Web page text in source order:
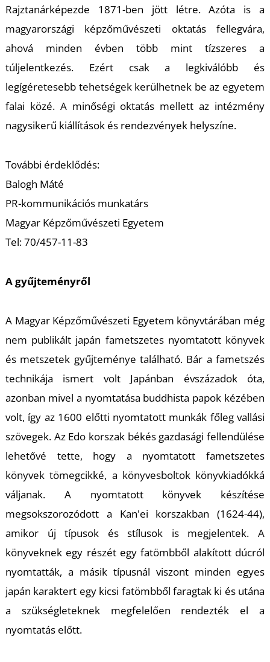
Rajztanárképezde 1871-ben jött létre. Azóta is a
magyarországi képzőművészeti oktatás fellegvára,
ahová minden évben több mint tízszeres a
túljelentkezés. Ezért csak a legkiválóbb és
legígéretesebb tehetségek kerülhetnek be az egyetem
falai közé. A minőségi oktatás mellett az intézmény
nagysikerű kiállítások és rendezvények helyszíne.
További érdeklődés:
Balogh Máté
PR-kommunikációs munkatárs
Magyar Képzőművészeti Egyetem
Tel: 70/457-11-83
A gyűjteményről
A Magyar Képzőművészeti Egyetem könyvtárában még
nem publikált japán fametszetes nyomtatott könyvek
és metszetek gyűjteménye található. Bár a fametszés
technikája ismert volt Japánban évszázadok óta,
azonban mivel a nyomtatása buddhista papok kézében
volt, így az 1600 előtti nyomtatott munkák főleg vallási
szövegek. Az Edo korszak békés gazdasági fellendülése
lehetővé tette, hogy a nyomtatott fametszetes
könyvek tömegcikké, a könyvesboltok könyvkiadókká
váljanak. A nyomtatott könyvek készítése
megsokszorozódott a Kan'ei korszakban (1624-44),
amikor új típusok és stílusok is megjelentek. A
könyveknek egy részét egy fatömbből alakított dúcról
nyomtatták, a másik típusnál viszont minden egyes
japán karaktert egy kicsi fatömbből faragtak ki és utána
a szükségleteknek megfelelően rendezték el a
nyomtatás előtt.